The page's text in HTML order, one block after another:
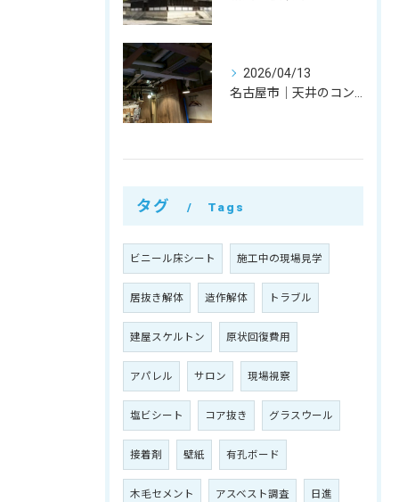
2026/04/13
タグ Tags
ビニール床シート 施工中の現場見学
居抜き解体 造作解体 トラブル
建屋スケルトン 原状回復費用
アパレル サロン 現場視察
塩ビシート コア抜き グラスウール
接着剤 壁紙 有孔ボード
木毛セメント アスベスト調査 日進